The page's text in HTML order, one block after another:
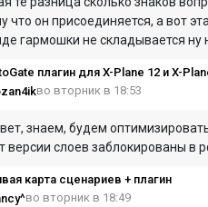
что он присоединяется, а вот
гармошки не складывается ну
плагин для X-Plane 12 и X-
во вторник в 18:53
знаем, будем
версии слоев заблокированы в
карта сценариев + плагин
во вторник в 18:49